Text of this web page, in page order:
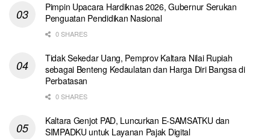
Pimpin Upacara Hardiknas 2026, Gubernur Serukan
Penguatan Pendidikan Nasional
0 SHARES
Tidak Sekedar Uang, Pemprov Kaltara Nilai Rupiah
sebagai Benteng Kedaulatan dan Harga Diri Bangsa di
Perbatasan
0 SHARES
Kaltara Genjot PAD, Luncurkan E-SAMSATKU dan
SIMPADKU untuk Layanan Pajak Digital